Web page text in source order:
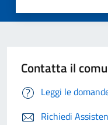
Contatta il
Leggi le
Richiedi